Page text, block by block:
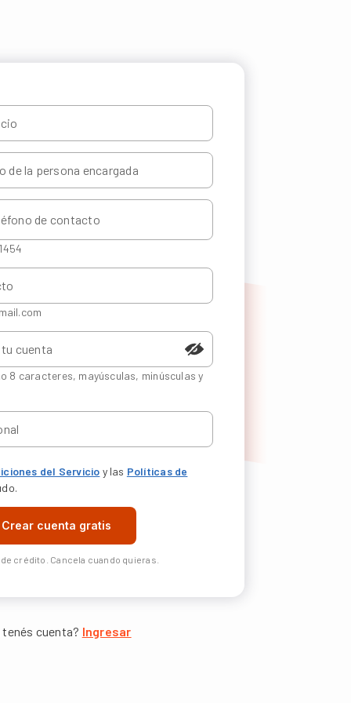
8 caracteres, mayúsculas, minúsculas y
del Servicio y las Políticas de
Crear cuenta gratis
crédito. Cancela cuando quieras.
tenés cuenta? Ingresar